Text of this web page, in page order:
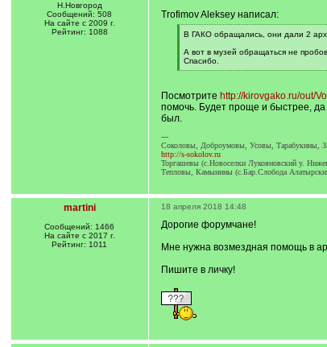
Н.Новгород
Сообщений: 508
На сайте с 2009 г.
Рейтинг: 1088
Trofimov Aleksey написал:
[
]
В ГАКО обращались, они дали 2
А вот в музей обращаться не
Спасибо.
[
]
Посмотрите http://kirovgako.ru/out/
помочь. Будет проще и быстрее, да
был.
---
Соколовы, Доброумовы, Усовы, Тарабукины,
http://s-sokolov.ru
Торгашевы (с.Новоселки Лукояновский у.
Тепловы, Камынины (с.Бар.Слобода
martini
Сообщений: 1466
На сайте с 2017 г.
Рейтинг: 1011
18 апреля 2018 14:48
Дорогие форумчане!
Мне нужна возмездная помощь в
Пишите в личку!